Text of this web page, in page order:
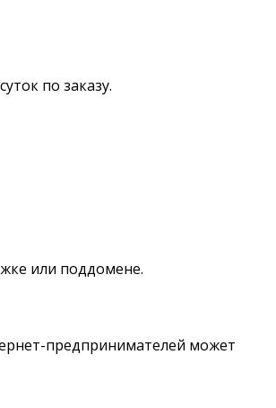
по заказу.
или поддомене.
предпринимателей может